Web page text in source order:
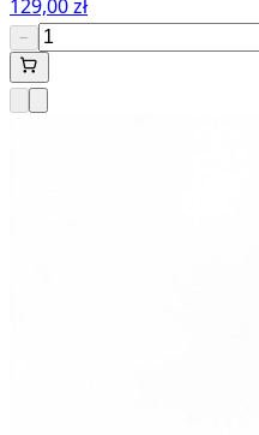
129,00 zł
−